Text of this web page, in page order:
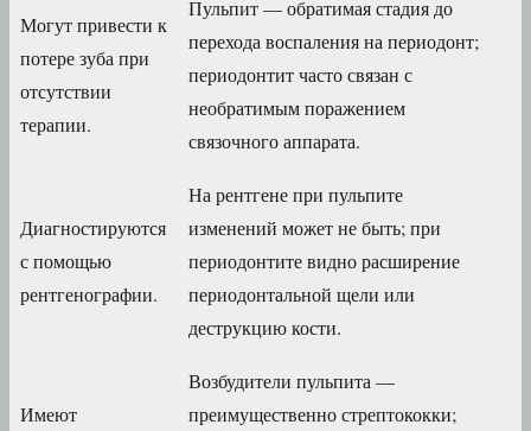
Могут привести к
потере зуба при
отсутствии
терапии.
Пульпит — обратимая стадия до
перехода воспаления на периодонт;
периодонтит часто связан с
необратимым поражением
связочного аппарата.
Диагностируются
с помощью
рентгенографии.
На рентгене при пульпите
изменений может не быть; при
периодонтите видно расширение
периодонтальной щели или
деструкцию кости.
Имеют
Возбудители пульпита —
преимущественно стрептококки;